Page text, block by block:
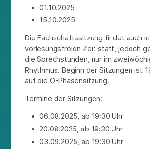
01.10.2025
15.10.2025
Die Fachschaftssitzung findet auch
vorlesungsfreien Zeit statt, jedoch
die Sprechstunden, nur im
Rhythmus. Beginn der Sitzungen ist
auf die O-Phasensitzung.
Termine der Sitzungen:
06.08.2025, ab 19:30 Uhr
20.08.2025, ab 19:30 Uhr
03.09.2025, ab 19:30 Uhr